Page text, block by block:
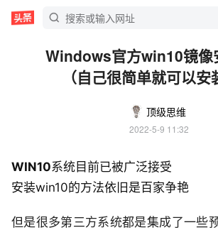
Windows官方win10镜像
（自己很简单就可以安
顶级思维
2022-5-9 11:32
WIN10系统目前已被广泛接受
安装win10的方法依旧是百家争艳
但是很多第三方系统都是集成了一些